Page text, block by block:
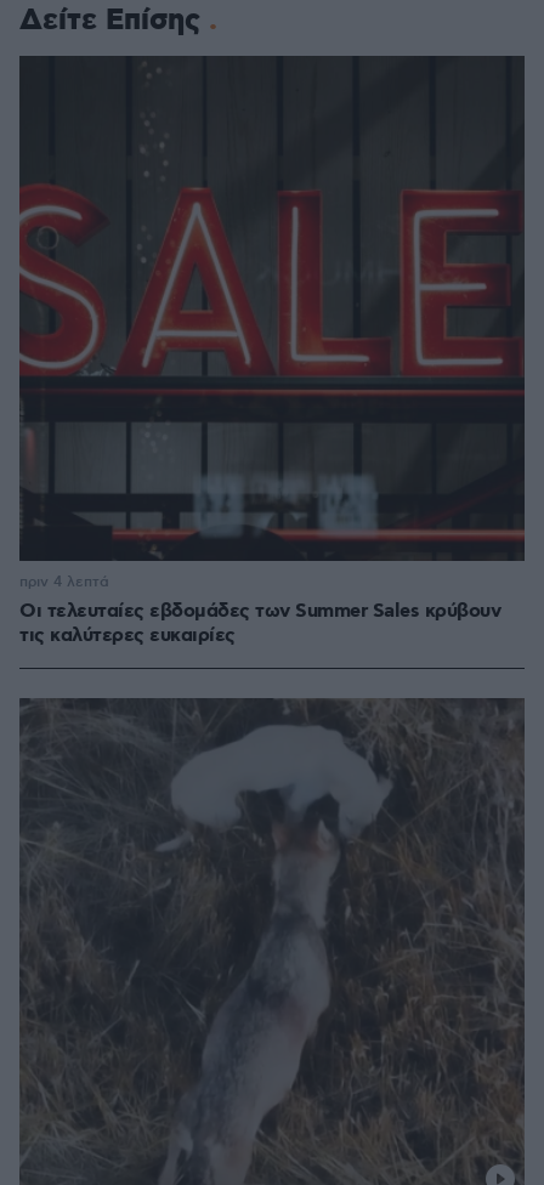
Δείτε Επίσης
Οι τελευταίες εβδομάδες των Summer Sales κρύβουν
τις καλύτερες ευκαιρίες
πριν 4 λεπτά